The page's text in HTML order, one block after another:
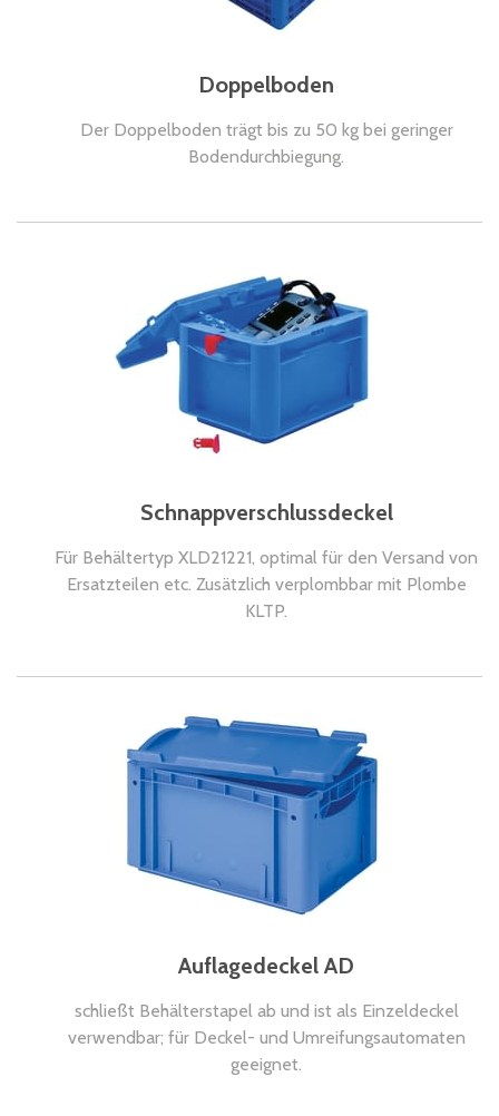
Doppelboden
Der Doppelboden trägt bis zu 50 kg bei geringer
Bodendurchbiegung.
Schnappverschlussdeckel
Für Behältertyp XLD21221, optimal für den Versand von
Ersatzteilen etc. Zusätzlich verplombbar mit Plombe
KLTP.
Auflagedeckel AD
schließt Behälterstapel ab und ist als Einzeldeckel
verwendbar; für Deckel- und Umreifungsautomaten
geeignet.